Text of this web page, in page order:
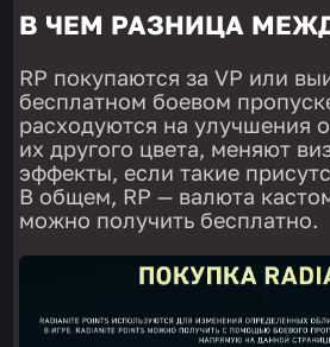
В ЧЕМ РАЗНИЦА
RP покупаются за VP или
бесплатном боевом
расходуются на улучшения
их другого цвета, меняют
эффекты, если такие
В общем, RP — валюта
можно получить бесплатно.